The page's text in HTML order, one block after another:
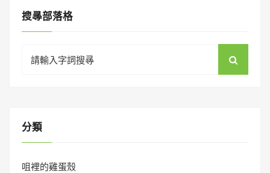
搜㝷部落格
for:
分類
咀裡的雞蛋殼